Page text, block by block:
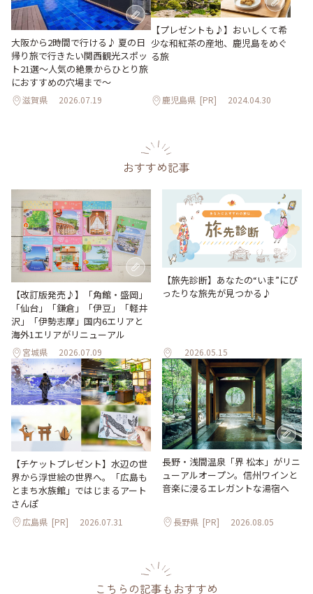
大阪から2時間で行ける♪ 夏の日
帰り旅で行きたい関西観光スポッ
ト21選～人気の絶景からひとり旅
におすすめの穴場まで～
滋賀県 2026.07.19
【プレゼントも♪】おいしくて希
少な和紅茶の産地、鹿児島をめぐ
る旅
鹿児島県 [PR] 2024.04.30
おすすめ記事
【改訂版発売♪】「角館・盛岡」
「仙台」「鎌倉」「伊豆」「軽井
沢」「伊勢志摩」国内6エリアと
海外1エリアがリニューアル
宮城県 2026.07.09
【旅先診断】あなたの“いま”にぴ
ったりな旅先が見つかる♪
2026.05.15
【チケットプレゼント】水辺の世
界から浮世絵の世界へ。「広島も
とまち水族館」ではじまるアート
さんぽ
広島県 [PR] 2026.07.31
長野・浅間温泉「界 松本」がリニ
ューアルオープン。信州ワインと
音楽に浸るエレガントな湯宿へ
長野県 [PR] 2026.08.05
こちらの記事もおすすめ